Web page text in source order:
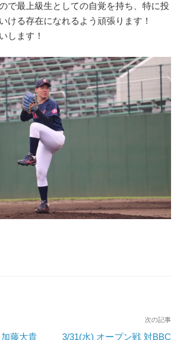
で最上級生としての自覚を持ち、特に投
ける存在になれるよう頑張ります！
します！
藤大貴
次の記事
3/31(水) オープン戦 対BBC